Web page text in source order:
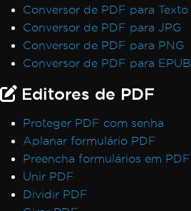
Conversor de PDF para Texto
Conversor de PDF para JPG
Conversor de PDF para PNG
Conversor de PDF para EPUB
Editores de PDF
Proteger PDF com senha
Aplanar formulário PDF
Preencha formulários em PDF
Unir PDF
Dividir PDF